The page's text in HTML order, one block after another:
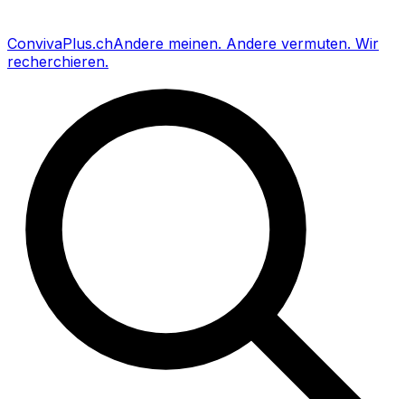
ConvivaPlus.chAndere meinen. Andere vermuten. Wir
recherchieren.